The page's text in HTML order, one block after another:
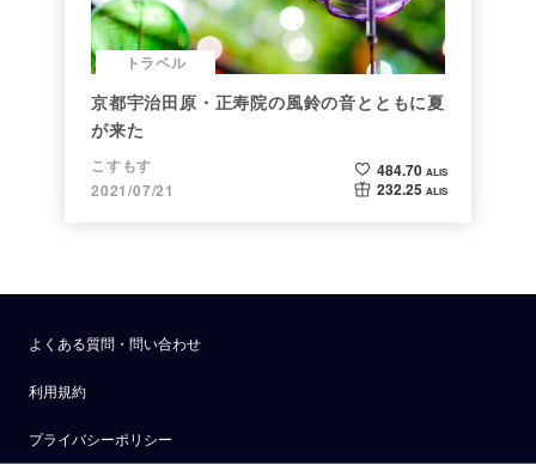
トラベル
京都宇治田原・正寿院の風鈴の音とともに夏
が来た
こすもす
2021/07/21
484.70 ALIS
232.25 ALIS
よくある質問・問い合わせ
利用規約
プライバシーポリシー